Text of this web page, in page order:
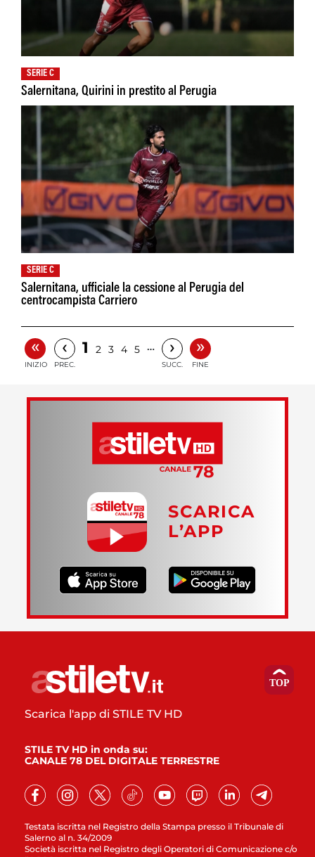
SERIE C
Salernitana, Quirini in prestito al Perugia
SERIE C
Salernitana, ufficiale la cessione al Perugia del
centrocampista Carriero
«
INIZIO
‹
PREC.
1 2 3 4 5 … ›
SUCC.
»
FINE
SCARICA
L’APP
Testata iscritta nel Registro della Stampa presso il Tribunale di
Salerno al n. 34/2009
Società iscritta nel Registro degli Operatori di Comunicazione c/o
Scarica l'app di STILE TV HD
STILE TV HD in onda su:
CANALE 78 DEL DIGITALE TERRESTRE